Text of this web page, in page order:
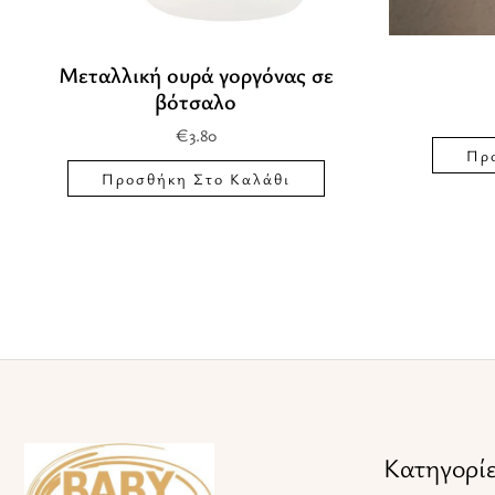
Μεταλλική ουρά γοργόνας σε
βότσαλο
€3.80
Προσθήκη Στο Καλάθι
Facebook
Instagram
TikTok